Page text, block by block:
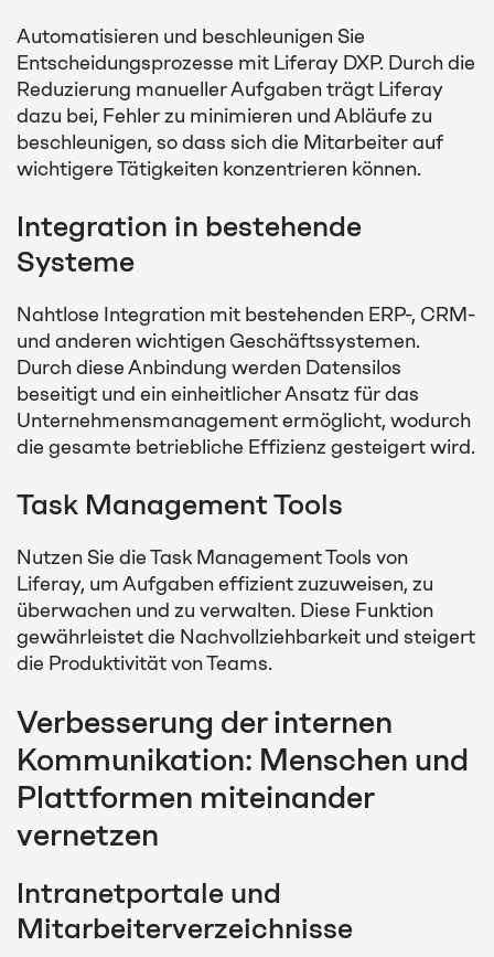
Automatisieren und beschleunigen Sie
Entscheidungsprozesse mit Liferay DXP. Durch die
Reduzierung manueller Aufgaben trägt Liferay
dazu bei, Fehler zu minimieren und Abläufe zu
beschleunigen, so dass sich die Mitarbeiter auf
wichtigere Tätigkeiten konzentrieren können.
Integration in bestehende
Systeme
Nahtlose Integration mit bestehenden ERP-, CRM-
und anderen wichtigen Geschäftssystemen.
Durch diese Anbindung werden Datensilos
beseitigt und ein einheitlicher Ansatz für das
Unternehmensmanagement ermöglicht, wodurch
die gesamte betriebliche Effizienz gesteigert wird.
Task Management Tools
Nutzen Sie die Task Management Tools von
Liferay, um Aufgaben effizient zuzuweisen, zu
überwachen und zu verwalten. Diese Funktion
gewährleistet die Nachvollziehbarkeit und steigert
die Produktivität von Teams.
Verbesserung der internen
Kommunikation: Menschen und
Plattformen miteinander
vernetzen
Intranetportale und
Mitarbeiterverzeichnisse